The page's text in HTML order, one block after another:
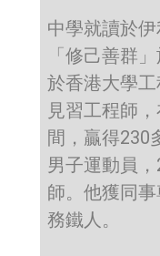
中學就讀於
「修己善群
於香港大學
見習工程師
間，贏得230
男子運動員
師。他獲同
務鐵人。